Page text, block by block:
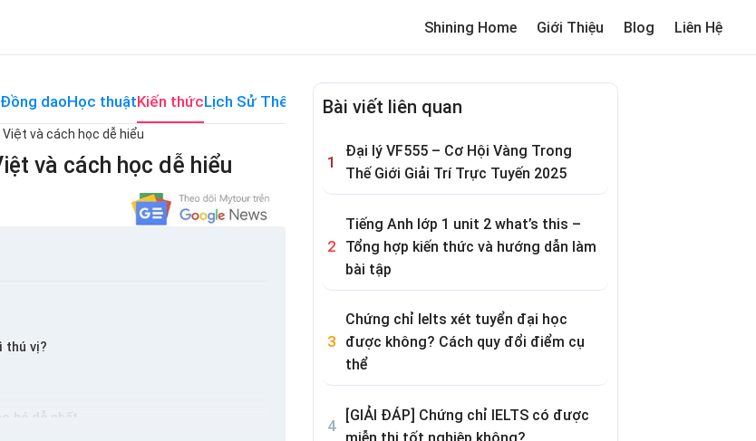
Shining Home Giới Thiệu Blog Liên Hệ
Đồng daoHọc thuậtKiến thứcLịch Sử Thế Giới MemeReview trường cho bé
và cách học dễ hiểu
và cách học dễ hiểu
thú vị?
bé dễ nhất
Bài viết liên quan
Đại lý VF555 – Cơ Hội Vàng Trong
Thế Giới Giải Trí Trực Tuyến 2025
Tiếng Anh lớp 1 unit 2 what’s this –
Tổng hợp kiến thức và hướng dẫn làm
bài tập
Chứng chỉ Ielts xét tuyển đại học
được không? Cách quy đổi điểm cụ
thể
[GIẢI ĐÁP] Chứng chỉ IELTS có được